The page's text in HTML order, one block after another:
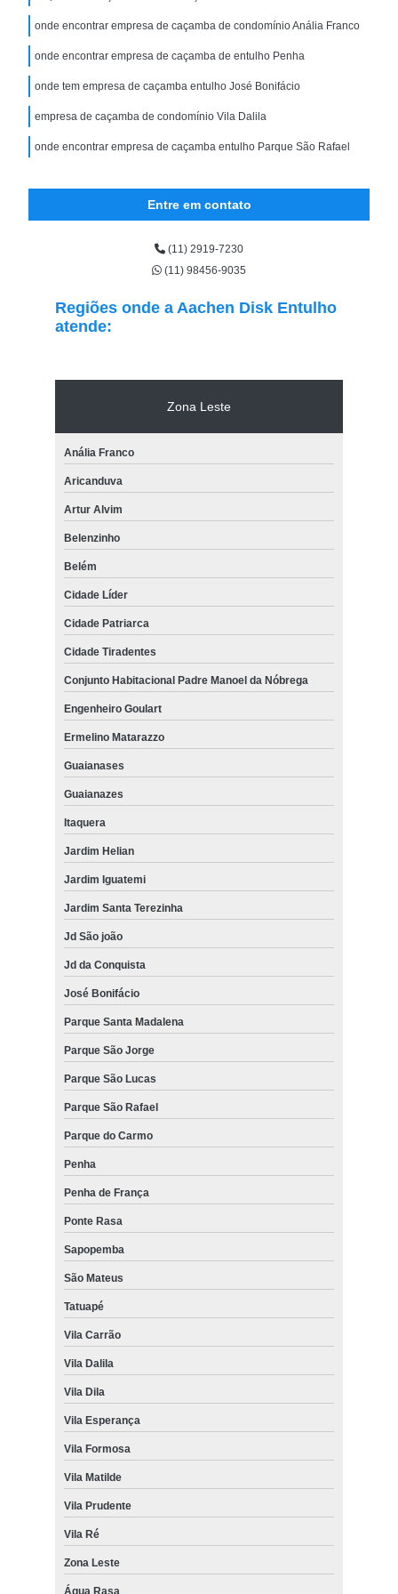
onde encontrar empresa de caçamba de condomínio Anália Franco
onde encontrar empresa de caçamba de entulho Penha
onde tem empresa de caçamba entulho José Bonifácio
empresa de caçamba de condomínio Vila Dalila
onde encontrar empresa de caçamba entulho Parque São Rafael
Entre em contato
(11) 2919-7230
(11) 98456-9035
Regiões onde a Aachen Disk Entulho
atende:
Zona Leste
Anália Franco
Aricanduva
Artur Alvim
Belenzinho
Belém
Cidade Líder
Cidade Patriarca
Cidade Tiradentes
Conjunto Habitacional Padre Manoel da Nóbrega
Engenheiro Goulart
Ermelino Matarazzo
Guaianases
Guaianazes
Itaquera
Jardim Helian
Jardim Iguatemi
Jardim Santa Terezinha
Jd São joão
Jd da Conquista
José Bonifácio
Parque Santa Madalena
Parque São Jorge
Parque São Lucas
Parque São Rafael
Parque do Carmo
Penha
Penha de França
Ponte Rasa
Sapopemba
São Mateus
Tatuapé
Vila Carrão
Vila Dalila
Vila Dila
Vila Esperança
Vila Formosa
Vila Matilde
Vila Prudente
Vila Ré
Zona Leste
Água Rasa